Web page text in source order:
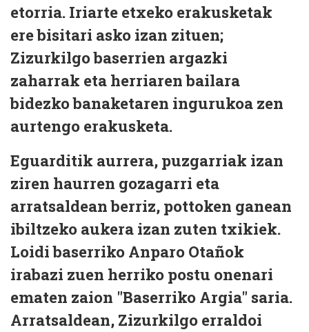
etorria. Iriarte etxeko erakusketak
ere bisitari asko izan zituen;
Zizurkilgo baserrien argazki
zaharrak eta herriaren bailara
bidezko banaketaren ingurukoa zen
aurtengo erakusketa.
Eguarditik aurrera, puzgarriak izan
ziren haurren gozagarri eta
arratsaldean berriz, pottoken ganean
ibiltzeko aukera izan zuten txikiek.
Loidi baserriko Anparo Otañok
irabazi zuen herriko postu onenari
ematen zaion "Baserriko Argia" saria.
Arratsaldean, Zizurkilgo erraldoi